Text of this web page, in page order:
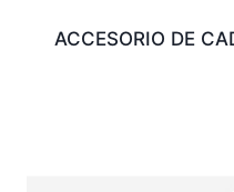
ACCESORIO DE